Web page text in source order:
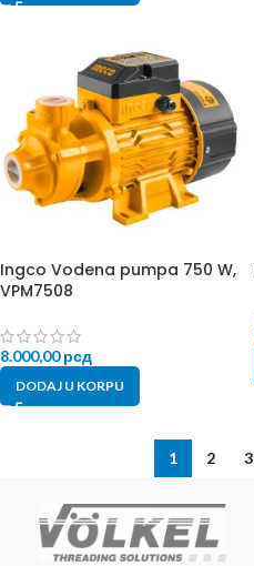
Ingco Vodena pumpa 750 W,
VPM7508
8.000,00рсд
DODAJ U KORPU
1 2 3